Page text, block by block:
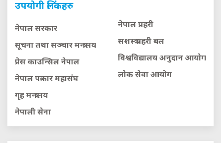
उपयोगी लिंकहरु
नेपाल सरकार
सूचना तथा सञ्चार मन्त्रालय
प्रेस काउन्सिल नेपाल
नेपाल पत्रकार महासंघ
गृह मन्त्रालय
नेपाली सेना
नेपाल प्रहरी
सशस्त्र प्रहरी बल
विश्वविद्यालय अनुदान आयाेग
लाेक सेवा आयाेग